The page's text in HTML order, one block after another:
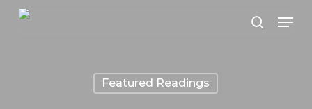
Skip
search
Menu
Featured Readings